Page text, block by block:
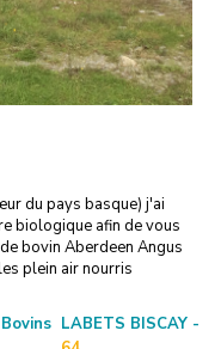
du pays basque) j'ai
biologique afin de vous
bovin Aberdeen Angus
plein air nourris
LABETS BISCAY -